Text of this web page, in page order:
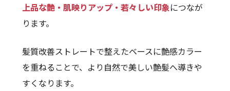
上品な艶・肌映りアップ・若々しい印象につなが
ります。
髪質改善ストレートで整えたベースに艶感カラー
を重ねることで、より自然で美しい艶髪へ導きや
すくなります。